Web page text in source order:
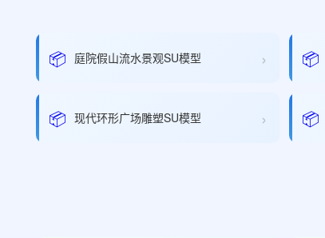
📦 庭院假山流水景观SU模型 › 📦
📦 现代环形广场雕塑SU模型 › 📦